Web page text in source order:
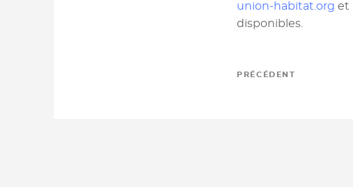
union-habitat.org et
disponibles.
PRÉCÉDENT